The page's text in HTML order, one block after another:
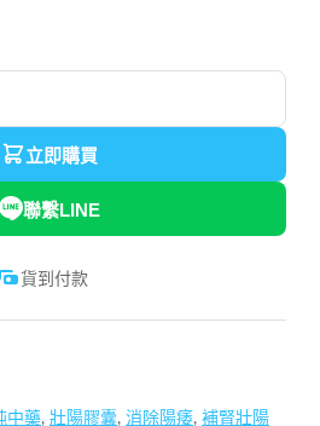
立即購買
聯繫LINE
貨到付款
中藥, 壯陽膠囊, 消除陽痿, 補腎壯陽